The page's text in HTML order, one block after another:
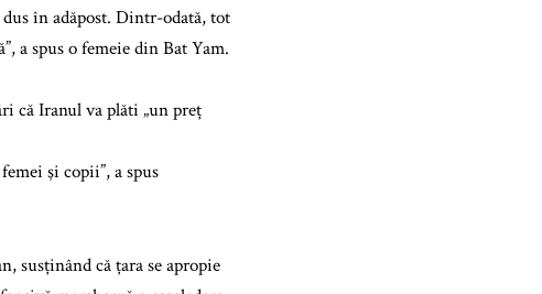
în adăpost. Dintr-odată, tot
a spus o femeie din Bat Yam.
că Iranul va plăti „un preț
şi copii”, a spus
susținând că țara se apropie